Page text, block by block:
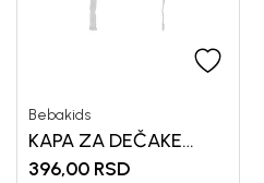
Bebakids
KAPA ZA DEČAKE
BEBA KIDS
396,00 RSD